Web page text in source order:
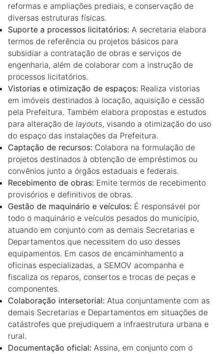
reformas e ampliações prediais, e conservação de
diversas estruturas físicas.
Suporte a processos licitatórios: A secretaria elabora
termos de referência ou projetos básicos para
subsidiar a contratação de obras e serviços de
engenharia, além de colaborar com a instrução de
processos licitatórios.
Vistorias e otimização de espaços: Realiza vistorias
em imóveis destinados à locação, aquisição e cessão
pela Prefeitura. Também elabora propostas e estudos
para alteração de layouts, visando a otimização do uso
do espaço das instalações da Prefeitura.
Captação de recursos: Colabora na formulação de
projetos destinados à obtenção de empréstimos ou
convênios junto a órgãos estaduais e federais.
Recebimento de obras: Emite termos de recebimento
provisórios e definitivos de obras.
Gestão de maquinário e veículos: É responsável por
todo o maquinário e veículos pesados do município,
atuando em conjunto com as demais Secretarias e
Departamentos que necessitem do uso desses
equipamentos. Em casos de encaminhamento a
oficinas especializadas, a SEMOV acompanha e
fiscaliza os reparos, consertos e trocas de peças e
componentes.
Colaboração intersetorial: Atua conjuntamente com as
demais Secretarias e Departamentos em situações de
catástrofes que prejudiquem a infraestrutura urbana e
rural.
Documentação oficial: Assina, em conjunto com o